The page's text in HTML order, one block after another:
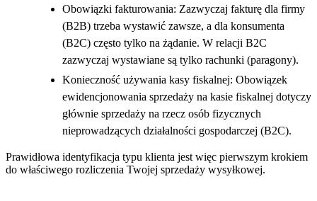
Obowiązki fakturowania: Zazwyczaj fakturę dla firmy
(B2B) trzeba wystawić zawsze, a dla konsumenta
(B2C) często tylko na żądanie. W relacji B2C
zazwyczaj wystawiane są tylko rachunki (paragony).
Konieczność używania kasy fiskalnej: Obowiązek
ewidencjonowania sprzedaży na kasie fiskalnej dotyczy
głównie sprzedaży na rzecz osób fizycznych
nieprowadzących działalności gospodarczej (B2C).
Prawidłowa identyfikacja typu klienta jest więc pierwszym krokiem
do właściwego rozliczenia Twojej sprzedaży wysyłkowej.